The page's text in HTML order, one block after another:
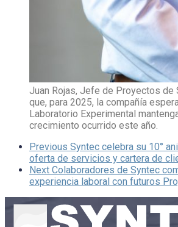
Juan Rojas, Jefe de Proyectos de
que, para 2025, la compañía
Laboratorio Experimental
crecimiento ocurrido este año.
Previous Syntec celebra su 10°
oferta de servicios y cartera de
Next Colaboradores de Syntec
experiencia laboral con futuros